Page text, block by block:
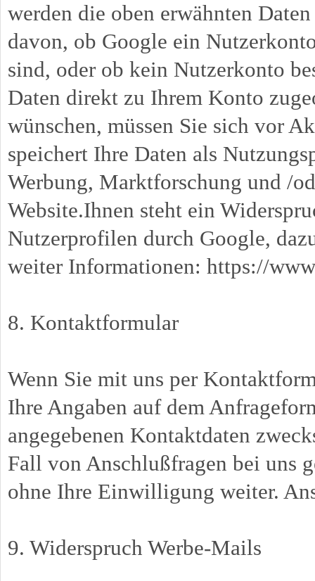
werden die oben erwähnten
davon, ob Google ein
sind, oder ob kein Nutzerkonto
Daten direkt zu Ihrem Konto
wünschen, müssen Sie sich vor
speichert Ihre Daten als
Werbung, Marktforschung und /
Website.Ihnen steht ein
Nutzerprofilen durch Google,
weiter Informationen: https://
8. Kontaktformular
Wenn Sie mit uns per
Ihre Angaben auf dem
angegebenen Kontaktdaten
Fall von Anschlußfragen bei uns
ohne Ihre Einwilligung weiter.
9. Widerspruch Werbe-Mails